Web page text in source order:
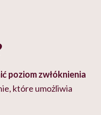
poziom zwłóknienia
które umożliwia